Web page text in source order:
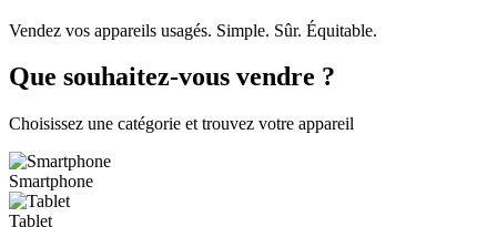
Vendez vos appareils usagés. Simple. Sûr. Équitable.
Que souhaitez-vous vendre ?
Choisissez une catégorie et trouvez votre appareil
Smartphone
Tablet